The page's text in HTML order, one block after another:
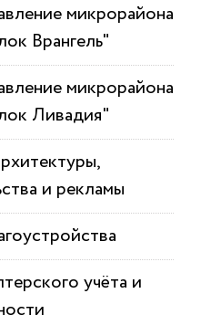
микрорайона
Врангель"
микрорайона
Ливадия"
и рекламы
учёта и